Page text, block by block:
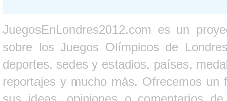
JuegosEnLondres2012.com es un
sobre los Juegos Olímpicos de
deportes, sedes y estadios, países,
reportajes y mucho más. Ofrecemos un